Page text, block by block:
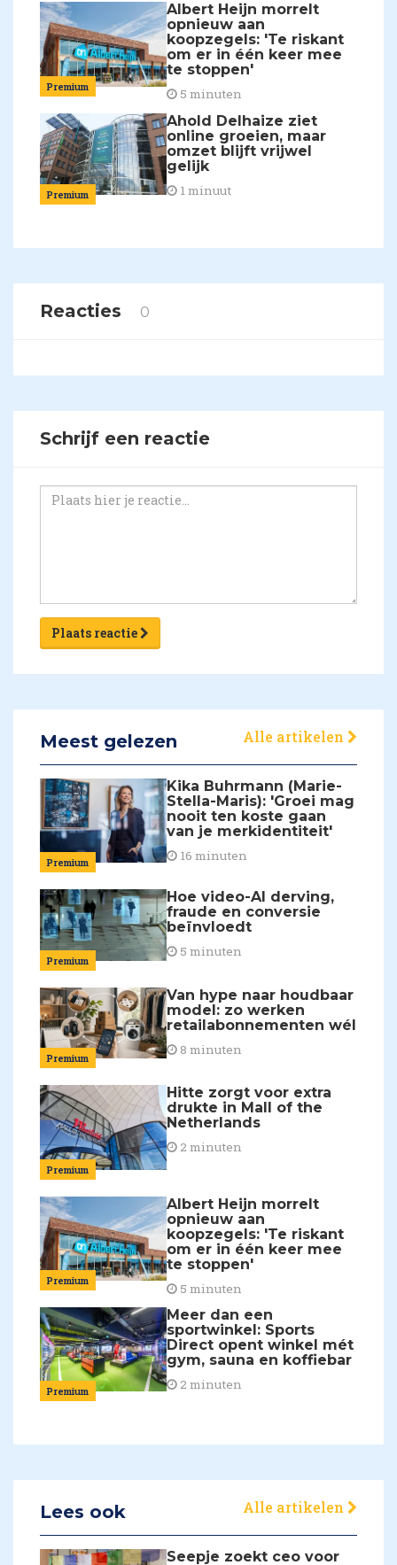
Premium
Albert Heijn morrelt
opnieuw aan
koopzegels: 'Te riskant
om er in één keer mee
te stoppen'
5 minuten
Premium
Ahold Delhaize ziet
online groeien, maar
omzet blijft vrijwel
gelijk
1 minuut
Reacties 0
Schrijf een reactie
Plaats reactie
Meest gelezen Alle artikelen
Premium
Kika Buhrmann (Marie-
Stella-Maris): 'Groei mag
nooit ten koste gaan
van je merkidentiteit'
16 minuten
Premium
Hoe video-AI derving,
fraude en conversie
beïnvloedt
5 minuten
Premium
Van hype naar houdbaar
model: zo werken
retailabonnementen wél
8 minuten
Premium
Hitte zorgt voor extra
drukte in Mall of the
Netherlands
2 minuten
Premium
Albert Heijn morrelt
opnieuw aan
koopzegels: 'Te riskant
om er in één keer mee
te stoppen'
5 minuten
Premium
Meer dan een
sportwinkel: Sports
Direct opent winkel mét
gym, sauna en koffiebar
2 minuten
Lees ook Alle artikelen
Seepje zoekt ceo voor